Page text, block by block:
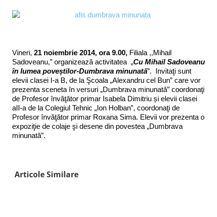
Vineri, 21 noiembrie 2014, ora 9.00, Filiala ,,Mihail
Sadoveanu,” organizează activitatea „Cu Mihail Sadoveanu
în lumea poveștilor-Dumbrava minunată”. Invitaţi sunt
elevii clasei I-a B, de la Şcoala „Alexandru cel Bun” care vor
prezenta sceneta în versuri „Dumbrava minunată” coordonaţi
de Profesor învăţător primar Isabela Dimitriu și elevii clasei
aII-a de la Colegiul Tehnic „Ion Holban”, coordonaţi de
Profesor învăţător primar Roxana Sima. Elevii vor prezenta o
expoziţie de colaje şi desene din povestea „Dumbrava
minunată”.
Articole Similare